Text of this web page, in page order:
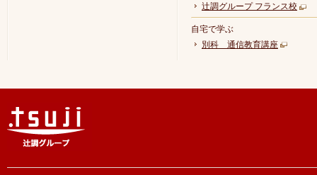
辻調グループ フランス校
自宅で学ぶ
別科 通信教育講座